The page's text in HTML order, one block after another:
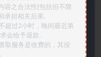
容之合法性[包括但不限
承担相关后果.
超过2小时，晚间最迟第
会给予退款.
取服务是收费的，其按